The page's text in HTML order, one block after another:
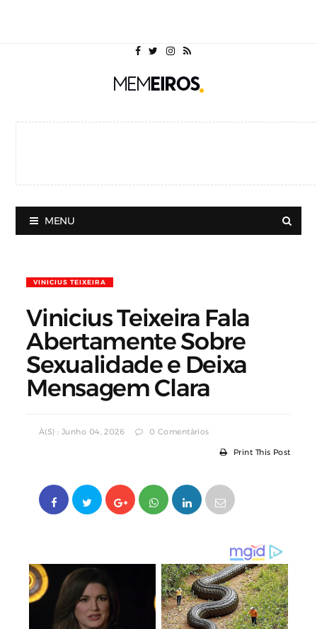
MENU
VINICIUS TEIXEIRA
Vinicius Teixeira Fala
Abertamente Sobre
Sexualidade e Deixa
Mensagem Clara
À(s) : Junho 04, 2026 0 Comentários
Print This Post